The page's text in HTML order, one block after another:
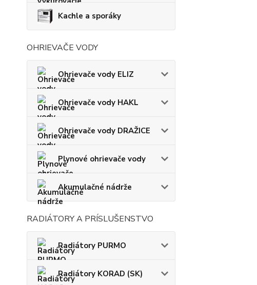
Kachle a sporáky
OHRIEVAČE VODY
Ohrievače vody ELIZ
Ohrievače vody HAKL
Ohrievače vody DRAŽICE
Plynové ohrievače vody
Akumulačné nádrže
RADIÁTORY A PRÍSLUŠENSTVO
Radiátory PURMO
Radiátory KORAD (SK)